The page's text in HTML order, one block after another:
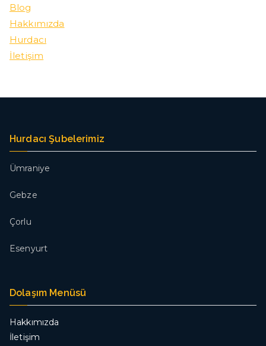
Blog
Hakkımızda
Hurdacı
İletişim
Hurdacı Şubelerimiz
Ümraniye
Gebze
Çorlu
Esenyurt
Dolaşım Menüsü
Hakkımızda
İletişim